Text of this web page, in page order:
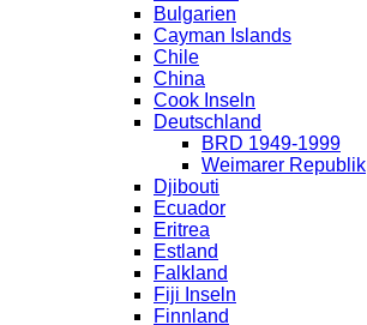
Bulgarien
Cayman Islands
Chile
China
Cook Inseln
Deutschland
BRD 1949-1999
Weimarer Republik
Djibouti
Ecuador
Eritrea
Estland
Falkland
Fiji Inseln
Finnland